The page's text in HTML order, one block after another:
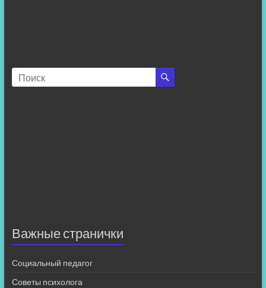
Важные странички
Социальный педагог
Советы психолога